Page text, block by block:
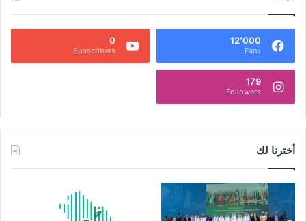
12٬000
Fans
0
Subscribers
179
Followers
أخترنا لك